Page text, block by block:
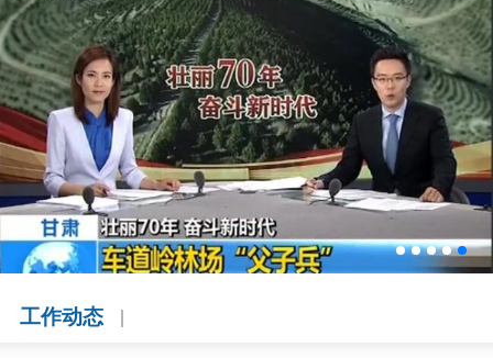
市林业和草原局召开全市建...
工作动态